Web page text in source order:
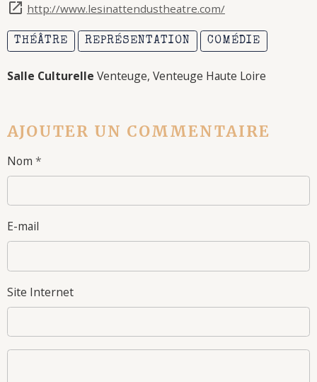
http://www.lesinattendustheatre.com/
THÉÂTRE REPRÉSENTATION COMÉDIE
Salle Culturelle Venteuge, Venteuge Haute Loire
AJOUTER UN COMMENTAIRE
Nom
E-mail
Site Internet